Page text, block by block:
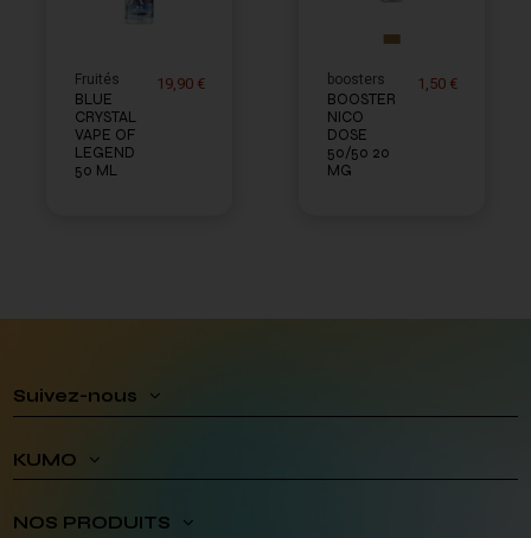
Fruités
BLUE
CRYSTAL
VAPE OF
LEGEND
50 ML
19,90 € boosters
BOOSTER
NICO
DOSE
50/50 20
MG
1,50 €
Suivez-nous
KUMO
NOS PRODUITS